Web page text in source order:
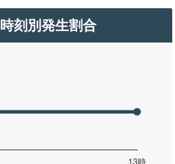
刻別発生割合